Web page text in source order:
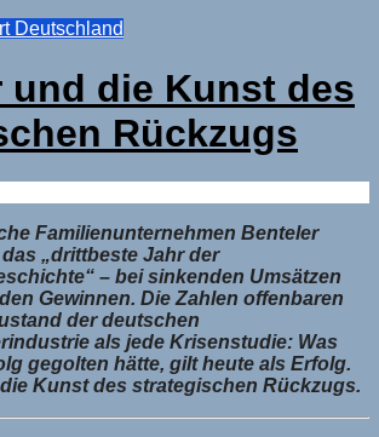
Deutschland
und die Kunst des
Rückzugs
Familienunternehmen Benteler
„drittbeste Jahr der
– bei sinkenden Umsätzen
Gewinnen. Die Zahlen offenbaren
der deutschen
als jede Krisenstudie: Was
gegolten hätte, gilt heute als Erfolg.
Kunst des strategischen Rückzugs.